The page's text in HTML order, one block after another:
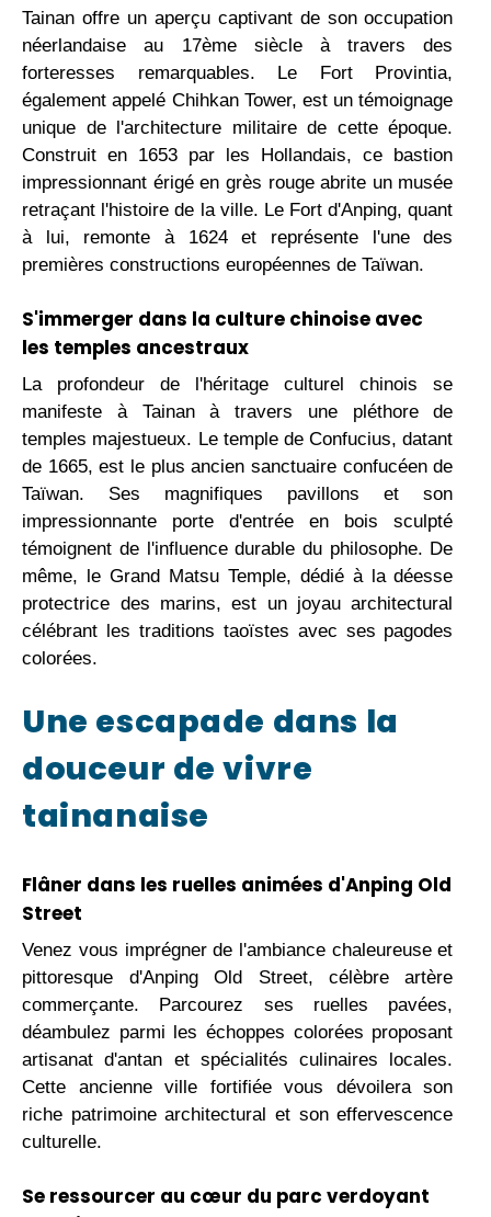
Tainan offre un aperçu captivant de son occupation
néerlandaise au 17ème siècle à travers des
forteresses remarquables. Le Fort Provintia,
également appelé Chihkan Tower, est un témoignage
unique de l'architecture militaire de cette époque.
Construit en 1653 par les Hollandais, ce bastion
impressionnant érigé en grès rouge abrite un musée
retraçant l'histoire de la ville. Le Fort d'Anping, quant
à lui, remonte à 1624 et représente l'une des
premières constructions européennes de Taïwan.
S'immerger dans la culture chinoise avec
les temples ancestraux
La profondeur de l'héritage culturel chinois se
manifeste à Tainan à travers une pléthore de
temples majestueux. Le temple de Confucius, datant
de 1665, est le plus ancien sanctuaire confucéen de
Taïwan. Ses magnifiques pavillons et son
impressionnante porte d'entrée en bois sculpté
témoignent de l'influence durable du philosophe. De
même, le Grand Matsu Temple, dédié à la déesse
protectrice des marins, est un joyau architectural
célébrant les traditions taoïstes avec ses pagodes
colorées.
Une escapade dans la
douceur de vivre
tainanaise
Flâner dans les ruelles animées d'Anping Old
Street
Venez vous imprégner de l'ambiance chaleureuse et
pittoresque d'Anping Old Street, célèbre artère
commerçante. Parcourez ses ruelles pavées,
déambulez parmi les échoppes colorées proposant
artisanat d'antan et spécialités culinaires locales.
Cette ancienne ville fortifiée vous dévoilera son
riche patrimoine architectural et son effervescence
culturelle.
Se ressourcer au cœur du parc verdoyant